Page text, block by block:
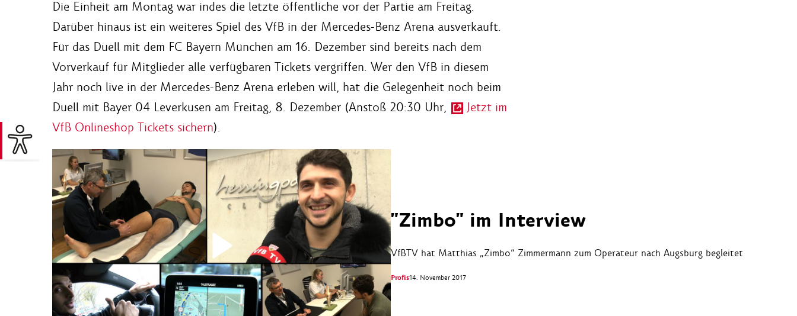
Die Einheit am Montag war indes die letzte öffentliche vor der Partie am Freitag.
Darüber hinaus ist ein weiteres Spiel des VfB in der Mercedes-Benz Arena ausverkauft.
Für das Duell mit dem FC Bayern München am 16. Dezember sind bereits nach dem
Vorverkauf für Mitglieder alle verfügbaren Tickets vergriffen. Wer den VfB in diesem
Jahr noch live in der Mercedes-Benz Arena erleben will, hat die Gelegenheit noch beim
Duell mit Bayer 04 Leverkusen am Freitag, 8. Dezember (Anstoß 20:30 Uhr,
Jetzt im
VfB Onlineshop Tickets sichern).
"Zimbo" im Interview
VfBTV hat Matthias „Zimbo“ Zimmermann zum Operateur nach Augsburg begleitet
Profis14. November 2017